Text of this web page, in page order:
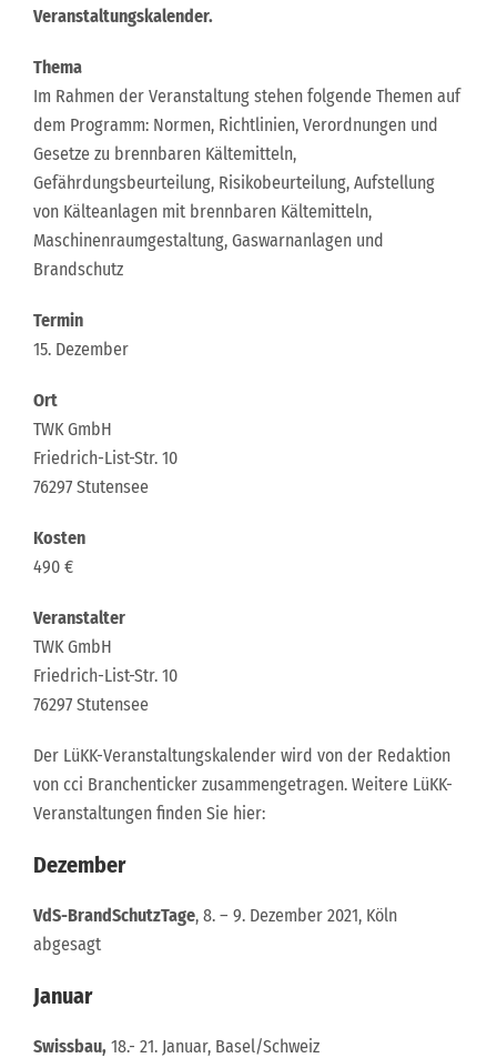
Veranstaltungskalender.
Thema
Im Rahmen der Veranstaltung stehen folgende Themen auf
dem Programm: Normen, Richtlinien, Verordnungen und
Gesetze zu brennbaren Kältemitteln,
Gefährdungsbeurteilung, Risikobeurteilung, Aufstellung
von Kälteanlagen mit brennbaren Kältemitteln,
Maschinenraumgestaltung, Gaswarnanlagen und
Brandschutz
Termin
15. Dezember
Ort
TWK GmbH
Friedrich-List-Str. 10
76297 Stutensee
Kosten
490 €
Veranstalter
TWK GmbH
Friedrich-List-Str. 10
76297 Stutensee
Der LüKK-Veranstaltungskalender wird von der Redaktion
von cci Branchenticker zusammengetragen. Weitere LüKK-
Veranstaltungen finden Sie hier:
Dezember
VdS-BrandSchutzTage, 8. – 9. Dezember 2021, Köln
abgesagt
Januar
Swissbau, 18.- 21. Januar, Basel/Schweiz